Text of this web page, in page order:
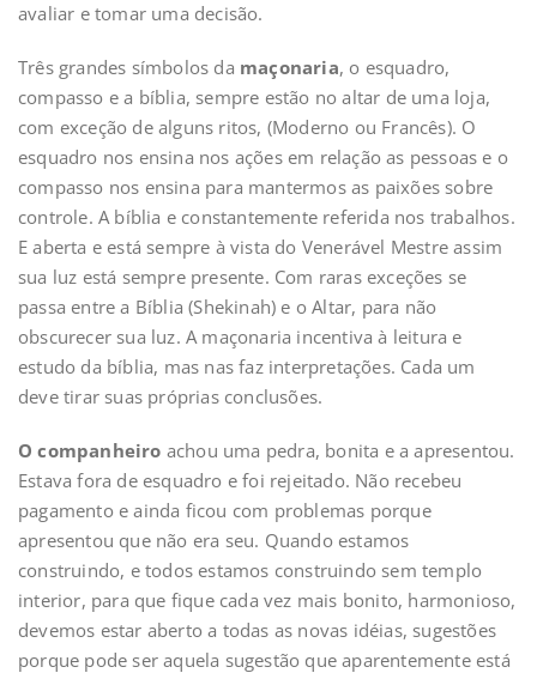
avaliar e tomar uma decisão.
Três grandes símbolos da maçonaria, o esquadro,
compasso e a bíblia, sempre estão no altar de uma loja,
com exceção de alguns ritos, (Moderno ou Francês). O
esquadro nos ensina nos ações em relação as pessoas e o
compasso nos ensina para mantermos as paixões sobre
controle. A bíblia e constantemente referida nos trabalhos.
E aberta e está sempre à vista do Venerável Mestre assim
sua luz está sempre presente. Com raras exceções se
passa entre a Bíblia (Shekinah) e o Altar, para não
obscurecer sua luz. A maçonaria incentiva à leitura e
estudo da bíblia, mas nas faz interpretações. Cada um
deve tirar suas próprias conclusões.
O companheiro achou uma pedra, bonita e a apresentou.
Estava fora de esquadro e foi rejeitado. Não recebeu
pagamento e ainda ficou com problemas porque
apresentou que não era seu. Quando estamos
construindo, e todos estamos construindo sem templo
interior, para que fique cada vez mais bonito, harmonioso,
devemos estar aberto a todas as novas idéias, sugestões
porque pode ser aquela sugestão que aparentemente está